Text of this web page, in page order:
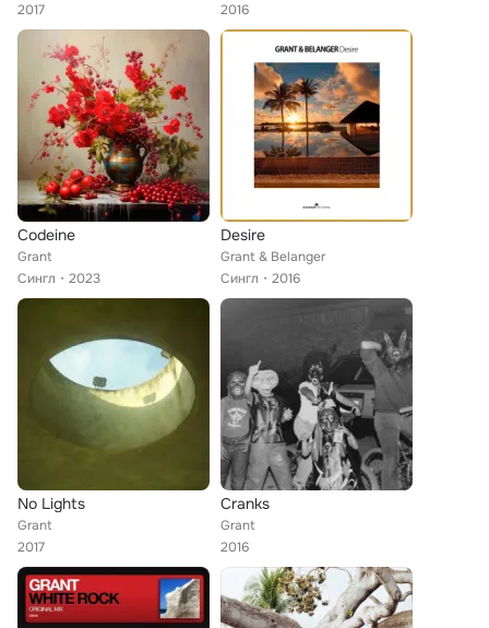
2017
2016
Codeine
Grant
Сингл
2023
Desire
Grant & Belanger
Сингл
2016
No Lights
Grant
2017
Cranks
Grant
2016